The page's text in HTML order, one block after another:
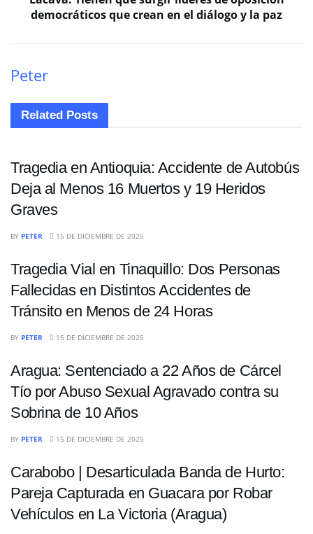
democráticos que crean en el diálogo y la paz
Peter
Related Posts
SUCESOS
Tragedia en Antioquia: Accidente de Autobús
Deja al Menos 16 Muertos y 19 Heridos
Graves
BY PETER 15 DE DICIEMBRE DE 2025
Tragedia Vial en Tinaquillo: Dos Personas
Fallecidas en Distintos Accidentes de
Tránsito en Menos de 24 Horas
BY PETER 15 DE DICIEMBRE DE 2025
Aragua: Sentenciado a 22 Años de Cárcel
Tío por Abuso Sexual Agravado contra su
Sobrina de 10 Años
BY PETER 15 DE DICIEMBRE DE 2025
Carabobo | Desarticulada Banda de Hurto:
Pareja Capturada en Guacara por Robar
Vehículos en La Victoria (Aragua)